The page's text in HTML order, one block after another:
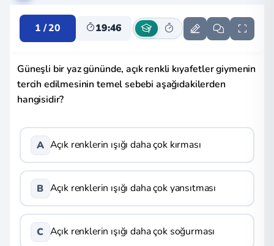
1 / 20 19:45
Güneşli bir yaz gününde, açık renkli kıyafetler giymenin
tercih edilmesinin temel sebebi aşağıdakilerden
hangisidir?
A Açık renklerin ışığı daha çok kırması
B Açık renklerin ışığı daha çok yansıtması
C Açık renklerin ışığı daha çok soğurması